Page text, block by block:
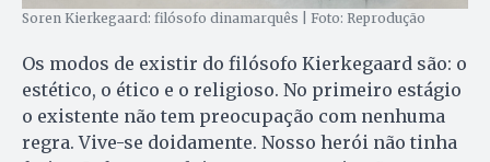
Soren Kierkegaard: filósofo dinamarquês | Foto: Reprodução
Os modos de existir do filósofo Kierkegaard são: o
estético, o ético e o religioso. No primeiro estágio
o existente não tem preocupação com nenhuma
regra. Vive-se doidamente. Nosso herói não tinha